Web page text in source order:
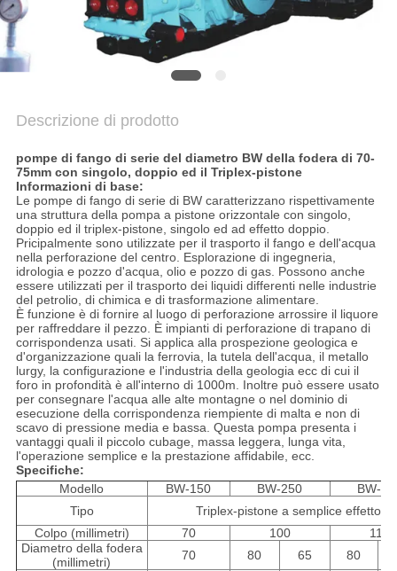
Descrizione di prodotto
pompe di fango di serie del diametro BW della fodera di 70-
75mm con singolo, doppio ed il Triplex-pistone
Informazioni di base:
Le pompe di fango di serie di BW caratterizzano rispettivamente
una struttura della pompa a pistone orizzontale con singolo,
doppio ed il triplex-pistone, singolo ed ad effetto doppio.
Pricipalmente sono utilizzate per il trasporto il fango e dell'acqua
nella perforazione del centro. Esplorazione di ingegneria,
idrologia e pozzo d'acqua, olio e pozzo di gas. Possono anche
essere utilizzati per il trasporto dei liquidi differenti nelle industrie
del petrolio, di chimica e di trasformazione alimentare.
È funzione è di fornire al luogo di perforazione arrossire il liquore
per raffreddare il pezzo. È impianti di perforazione di trapano di
corrispondenza usati. Si applica alla prospezione geologica e
d'organizzazione quali la ferrovia, la tutela dell'acqua, il metallo
lurgy, la configurazione e l'industria della geologia ecc di cui il
foro in profondità è all'interno di 1000m. Inoltre può essere usato
per consegnare l'acqua alle alte montagne o nel dominio di
esecuzione della corrispondenza riempiente di malta e non di
scavo di pressione media e bassa. Questa pompa presenta i
vantaggi quali il piccolo cubage, massa leggera, lunga vita,
l'operazione semplice e la prestazione affidabile, ecc.
Specifiche:
Modello
BW-150 BW-250
BW-
Tipo
Triplex-pistone a semplice effetto
Colpo (millimetri)
70 100
110
Diametro della fodera
(millimetri)
70 80 65 80